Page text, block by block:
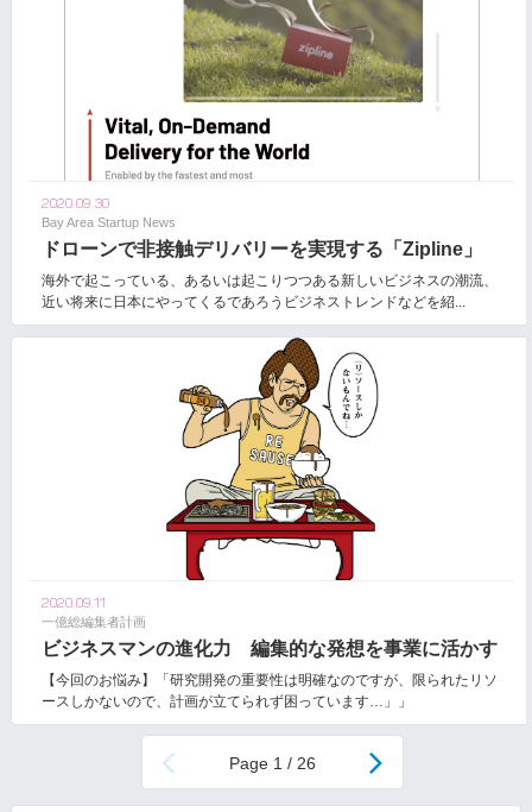
2020.09.30
Bay Area Startup News
ドローンで非接触デリバリーを実現する「Zipline」
海外で起こっている、あるいは起こりつつある新しいビジネスの潮流、
近い将来に日本にやってくるであろうビジネストレンドなどを紹...
2020.09.11
一億総編集者計画
ビジネスマンの進化力 編集的な発想を事業に活かす
【今回のお悩み】「研究開発の重要性は明確なのですが、限られたリソ
ースしかないので、計画が立てられず困っています…」」
1 / 26